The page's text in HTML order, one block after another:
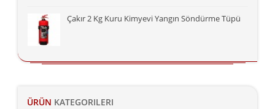
Çakır 2 Kg Kuru Kimyevi Yangın Söndürme Tüpü
ÜRÜN KATEGORILERI